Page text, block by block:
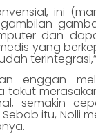
ini
dan
yang
terintegrasi,”
enggan
takut
semakin
itu, Nolli